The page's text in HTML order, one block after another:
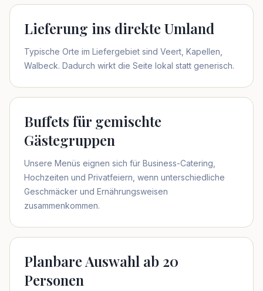
Lieferung ins direkte Umland
Typische Orte im Liefergebiet sind Veert, Kapellen,
Walbeck. Dadurch wirkt die Seite lokal statt generisch.
Buffets für gemischte
Gästegruppen
Unsere Menüs eignen sich für Business-Catering,
Hochzeiten und Privatfeiern, wenn unterschiedliche
Geschmäcker und Ernährungsweisen
zusammenkommen.
Planbare Auswahl ab 20
Personen